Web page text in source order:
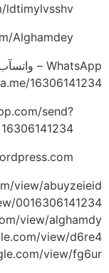
ldtimylvsshv
Alghamdey
WhatsApp – واتسآب
16306141234
send?
view/abuyzeieid
0016306141234
view/alghamdy
view/d6re4
view/fg6ur